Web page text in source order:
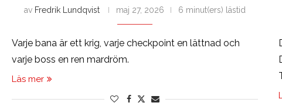
av Fredrik Lundqvist maj 27, 2026 6 minut(ers) lästid
Varje bana är ett krig, varje checkpoint en lättnad och
varje boss en ren mardröm.
Läs mer